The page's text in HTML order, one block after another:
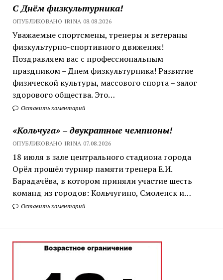
С Днём физкультурника!
ОПУБЛИКОВАНО IRINA 08.08.2026
Уважаемые спортсмены, тренеры и ветераны
физкультурно-спортивного движения!
Поздравляем вас с профессиональным
праздником – Днем физкультурника! Развитие
физической культуры, массового спорта – залог
здорового общества. Это…
Оставить коментарий
«Кольчуга» – двукратные чемпионы!
ОПУБЛИКОВАНО IRINA 07.08.2026
18 июля в зале центрального стадиона города
Орёл прошёл турнир памяти тренера Е.И.
Барадачёва, в котором приняли участие шесть
команд из городов: Кольчугино, Смоленск и…
Оставить коментарий